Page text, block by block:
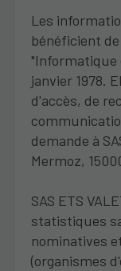
Les
bénéficient
"Informatique
janvier 1978.
d'accès, de
demande à
Mermoz,
SAS ETS
statistiques
nominatives
(organismes